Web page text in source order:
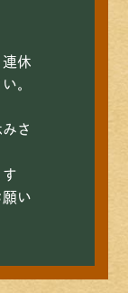
休
。
さ
い